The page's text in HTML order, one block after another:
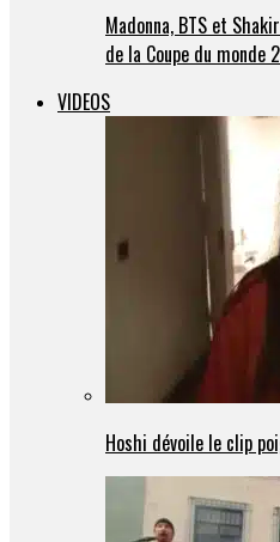
Madonna, BTS et
de la Coupe du monde
VIDEOS
Hoshi dévoile le clip